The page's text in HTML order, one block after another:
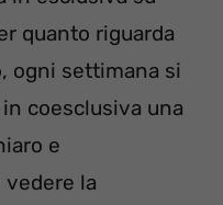
quanto riguarda
ogni settimana si
coesclusiva una
e
la